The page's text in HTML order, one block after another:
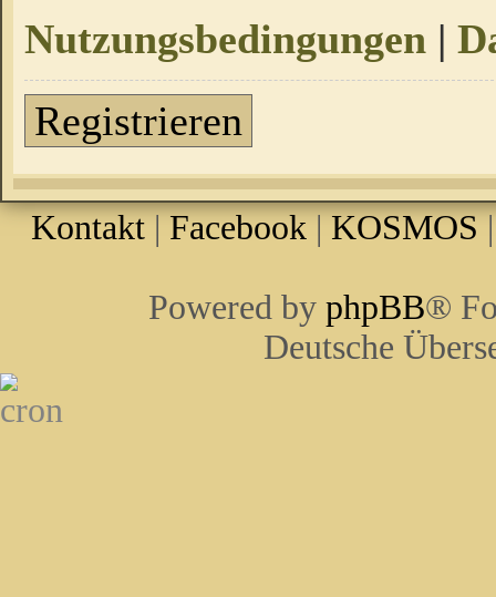
Nutzungsbedingungen |
Registrieren
Kontakt | Facebook | KOSMOS
Powered by phpBB®
Deutsche